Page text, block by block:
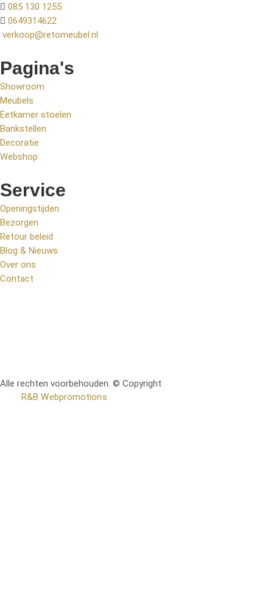
085 130 1255
0649314622
verkoop@retomeubel.nl
Pagina's
Showroom
Meubels
Eetkamer stoelen
Bankstellen
Decoratie
Webshop
Service
Openingstijden
Bezorgen
Retour beleid
Blog & Nieuws
Over ons
Contact
Alle rechten voorbehouden. © Copyright
R&B Webpromotions